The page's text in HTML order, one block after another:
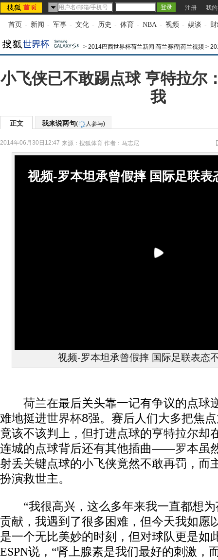
注册 我
首页 - 新闻 - 军事 - 文化 - 历史 - 体育 - NBA - 视频 - 娱谈 -
> 2014巴西世界杯荷兰新闻|荷兰赛程|荷兰视频 >
小飞侠已不敢踢点球 亨特拉尔
我
正文 我来说两句( 人参与)
2014年06月30日12:47 来源： 搜狐体育 作者：马志尼
视频-罗本坦承曾假摔 国际足联表
视频-罗本坦承曾假摔 国际足联表态
荷兰在最后关头靠一记有争议的点球
难地挺进世界杯8强。赛后人们大多把焦
竟该不该判上，但打进点球的亨特拉尔却
连城的点球背后还有其他插曲——罗本虽
射丢关键点球的小飞侠竟然不敢再罚，而
扮演救世主。
“我很高兴，这么多年来我一直都想为
贡献，我遇到了很多困难，但今天我如愿
是一个无比美妙的时刻，但对球队更是如
ESPN说，“肾上腺素是我们最好的刺激，